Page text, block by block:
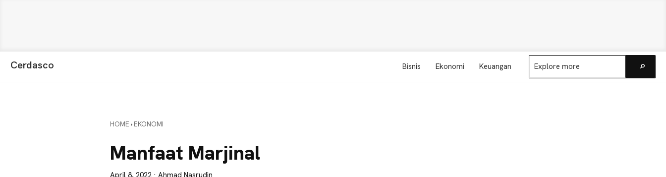
Cerdasco Bisnis Ekonomi Keuangan
Explore
more
HOME › EKONOMI
Manfaat Marjinal
April 8, 2022 · Ahmad Nasrudin